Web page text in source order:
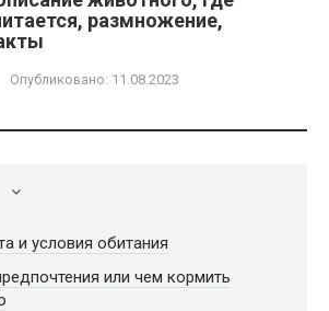
размножение,
Опубликовано: 11.08.2023
и условия обитания
или чем кормить